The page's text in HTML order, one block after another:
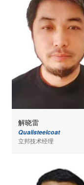
解晓雷
Qualisteelcoat
立邦技术经理